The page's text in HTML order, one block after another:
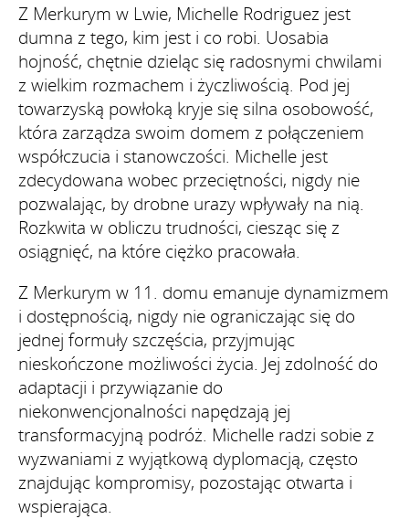
Z Merkurym w Lwie, Michelle Rodriguez jest
dumna z tego, kim jest i co robi. Uosabia
hojność, chętnie dzieląc się radosnymi chwilami
z wielkim rozmachem i życzliwością. Pod jej
towarzyską powłoką kryje się silna osobowość,
która zarządza swoim domem z połączeniem
współczucia i stanowczości. Michelle jest
zdecydowana wobec przeciętności, nigdy nie
pozwalając, by drobne urazy wpływały na nią.
Rozkwita w obliczu trudności, ciesząc się z
osiągnięć, na które ciężko pracowała.
Z Merkurym w 11. domu emanuje dynamizmem
i dostępnością, nigdy nie ograniczając się do
jednej formuły szczęścia, przyjmując
nieskończone możliwości życia. Jej zdolność do
adaptacji i przywiązanie do
niekonwencjonalności napędzają jej
transformacyjną podróż. Michelle radzi sobie z
wyzwaniami z wyjątkową dyplomacją, często
znajdując kompromisy, pozostając otwarta i
wspierająca.